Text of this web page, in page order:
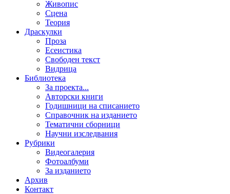
Живопис
Сцена
Теория
Драскулки
Проза
Есеистика
Свободен текст
Видрица
Библиотека
За проекта...
Авторски книги
Годишници на списанието
Справочник на изданието
Тематични сборници
Научни изследвания
Рубрики
Видеогалерия
Фотоалбуми
За изданието
Архив
Контакт